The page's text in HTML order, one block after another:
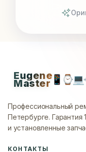
Eugene
Master📱 ⌚💻
Профессиональный
Петербурге. Гарантия
и установленные
КОНТАКТЫ